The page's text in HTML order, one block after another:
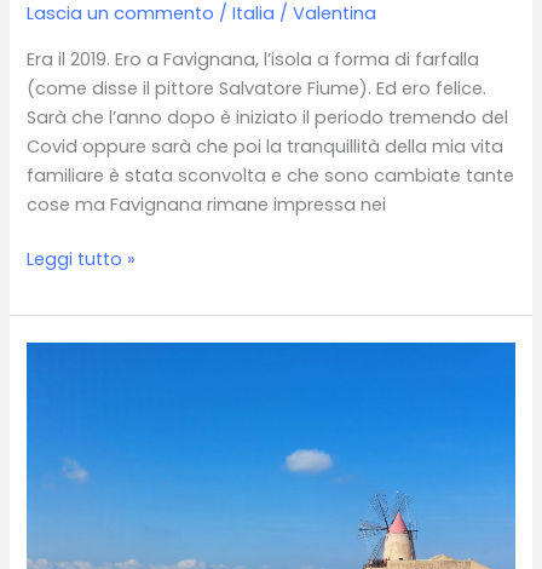
Lascia un commento /Italia /Valentina
Era il 2019. Ero a Favignana, l’isola a forma di farfalla
(come disse il pittore Salvatore Fiume). Ed ero felice.
Sarà che l’anno dopo è iniziato il periodo tremendo del
Covid oppure sarà che poi la tranquillità della mia vita
familiare è stata sconvolta e che sono cambiate tante
cose ma Favignana rimane impressa nei
Favignana:
a
forma
Leggi tutto »